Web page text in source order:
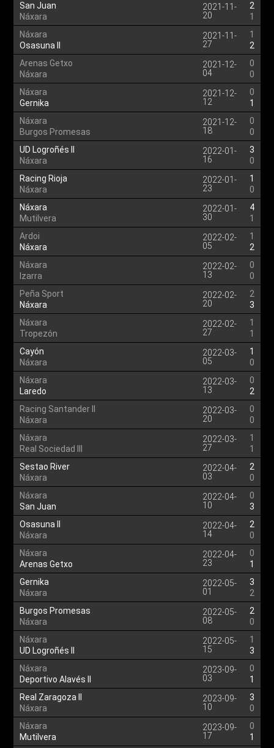
San Juan
Náxara
2021-11-
20
2
1
Náxara
Osasuna II
2021-11-
27
1
2
Arenas Getxo
Náxara
2021-12-
04
0
0
Náxara
Gernika
2021-12-
12
0
1
Náxara
Burgos Promesas
2021-12-
18
0
0
UD Logroñés II
Náxara
2022-01-
16
3
0
Racing Rioja
Náxara
2022-01-
23
1
0
Náxara
Mutilvera
2022-01-
30
4
1
Ardoi
Náxara
2022-02-
05
1
2
Náxara
Izarra
2022-02-
13
0
0
Peña Sport
Náxara
2022-02-
20
2
3
Náxara
Tropezón
2022-02-
27
1
1
Cayón
Náxara
2022-03-
05
1
0
Náxara
Laredo
2022-03-
13
0
2
Racing Santander II
Náxara
2022-03-
20
0
0
Náxara
Real Sociedad III
2022-03-
27
1
1
Sestao River
Náxara
2022-04-
03
2
0
Náxara
San Juan
2022-04-
10
0
3
Osasuna II
Náxara
2022-04-
14
2
0
Náxara
Arenas Getxo
2022-04-
23
0
1
Gernika
Náxara
2022-05-
01
3
2
Burgos Promesas
Náxara
2022-05-
08
2
0
Náxara
UD Logroñés II
2022-05-
15
1
3
Náxara
Deportivo Alavés II
2023-09-
03
0
1
Real Zaragoza II
Náxara
2023-09-
10
3
0
Náxara
Mutilvera
2023-09-
17
0
1